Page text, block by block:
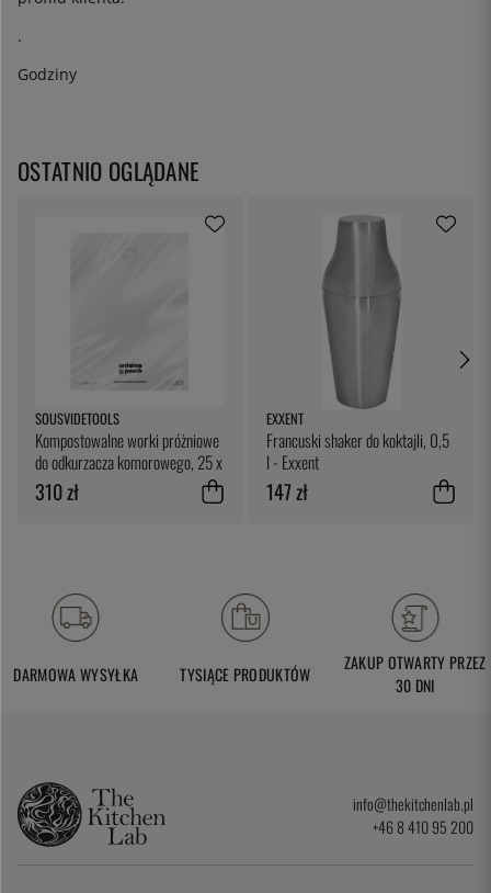
.
Godziny
OSTATNIO OGLĄDANE
SOUSVIDETOOLS
Kompostowalne worki próżniowe
do odkurzacza komorowego, 25 x
25 cm, opakowanie 200 sztuk -
SousVideTools
310 zł
EXXENT
Francuski shaker do koktajli, 0,5
l - Exxent
147 zł
DARMOWA WYSYŁKA TYSIĄCE PRODUKTÓW
ZAKUP OTWARTY PRZEZ
30 DNI
info@thekitchenlab.pl
+46 8 410 95 200